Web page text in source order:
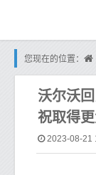
您现在的位置：
沃尔沃
祝取得
2023-08-21